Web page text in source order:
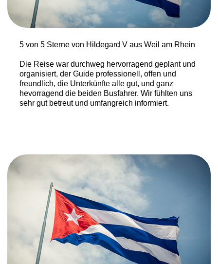
5 von 5 Sterne von Hildegard V aus Weil am Rhein
Die Reise war durchweg hervorragend geplant und
organisiert, der Guide professionell, offen und
freundlich, die Unterkünfte alle gut, und ganz
hevorragend die beiden Busfahrer. Wir fühlten uns
sehr gut betreut und umfangreich informiert.